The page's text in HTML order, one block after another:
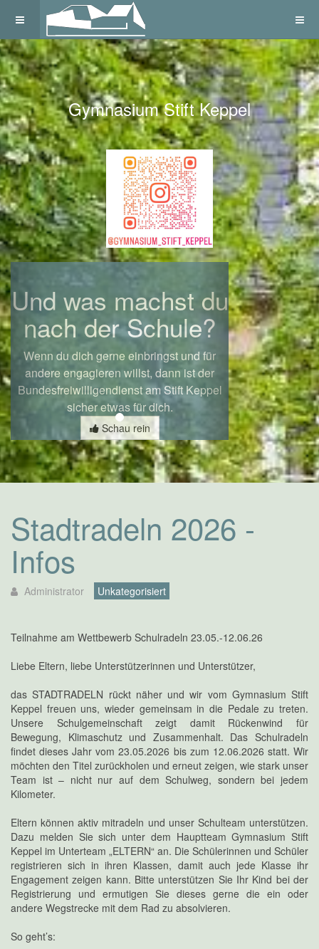
Gymnasium Stift Keppel
Und was machst du
nach der Schule?
Wenn du dich gerne einbringst und für
andere engagieren willst, dann ist der
Bundesfreiwilligendienst am Stift Keppel
sicher etwas für dich.
Schau rein
Previous Next
Stadtradeln 2026 -
Infos
Administrator Unkategorisiert
Teilnahme am Wettbewerb Schulradeln 23.05.-12.06.26
Liebe Eltern, liebe Unterstützerinnen und Unterstützer,
das STADTRADELN rückt näher und wir vom Gymnasium Stift
Keppel freuen uns, wieder gemeinsam in die Pedale zu treten.
Unsere Schulgemeinschaft zeigt damit Rückenwind für
Bewegung, Klimaschutz und Zusammenhalt. Das Schulradeln
findet dieses Jahr vom 23.05.2026 bis zum 12.06.2026 statt. Wir
möchten den Titel zurückholen und erneut zeigen, wie stark unser
Team ist – nicht nur auf dem Schulweg, sondern bei jedem
Kilometer.
Eltern können aktiv mitradeln und unser Schulteam unterstützen.
Dazu melden Sie sich unter dem Hauptteam Gymnasium Stift
Keppel im Unterteam „ELTERN“ an. Die Schülerinnen und Schüler
registrieren sich in ihren Klassen, damit auch jede Klasse ihr
Engagement zeigen kann. Bitte unterstützen Sie Ihr Kind bei der
Registrierung und ermutigen Sie dieses gerne die ein oder
andere Wegstrecke mit dem Rad zu absolvieren.
So geht’s: